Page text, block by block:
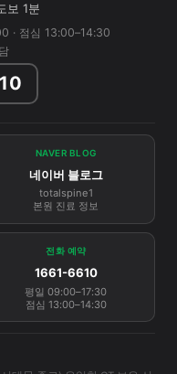
보 1분
· 점심 13:00–14:30
NAVER BLOG
네이버 블로그
totalspine1
본원 진료 정보
전화 예약
1661-6610
평일 09:00–17:30
점심 13:00–14:30